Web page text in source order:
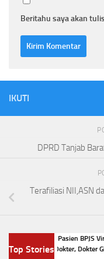
Beritahu saya akan
IKUTI
DPRD Tanjab
Terafiliasi NII,ASN
Top Stories
Kasus Bully Pasien BPJS Viral,
Periksa 10 Dokter, Dokter Gigi,